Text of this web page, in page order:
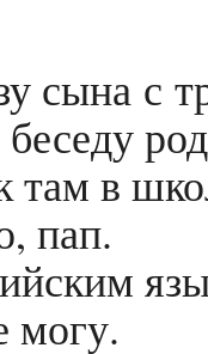
сына с
там в
пап.
могу.